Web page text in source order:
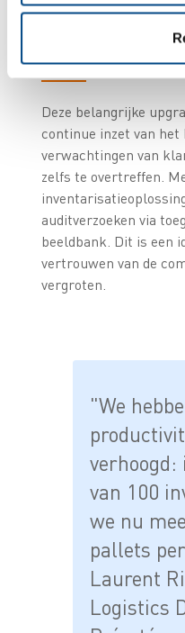
Een 100%
upgrade
Deze belangrijke
continue inzet van
verwachtingen van
zelfs te overtreffen.
auditverzoeken via
beeldbank. Dit is een
vertrouwen van de
vergroten.
"We
van 100
we nu
pallets
Laurent
Logistics